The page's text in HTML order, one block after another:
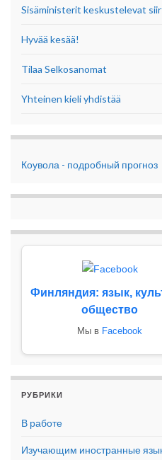
Sisäministerit keskustelevat
Hyvää kesää!
Tilaa Selkosanomat
Yhteinen kieli yhdistää
Коувола - подробный прогноз
Финляндия: язык,
общество
Мы в Facebook
РУБРИКИ
В работе
Изучающим иностранные